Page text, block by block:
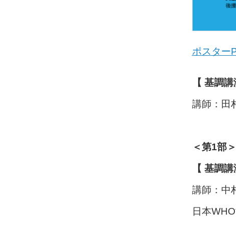
ポスター
【 基調講
講師：田
＜第1部＞
【 基調講
講師：中
日本